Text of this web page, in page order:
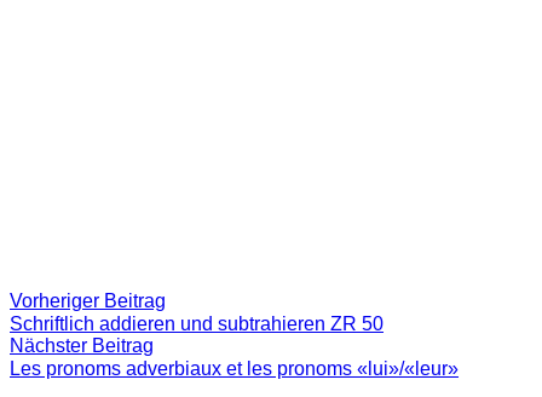
Beitragsnavigation
Vorheriger Beitrag
Beitrag:
Schriftlich addieren und subtrahieren ZR 50
Nächster Beitrag
Beitrag
Les pronoms adverbiaux et les pronoms «lui»/«leur»